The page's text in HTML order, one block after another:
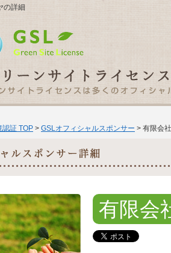
の詳細
認証 TOP > GSLオフィシャルスポンサー > 有限会
有限会